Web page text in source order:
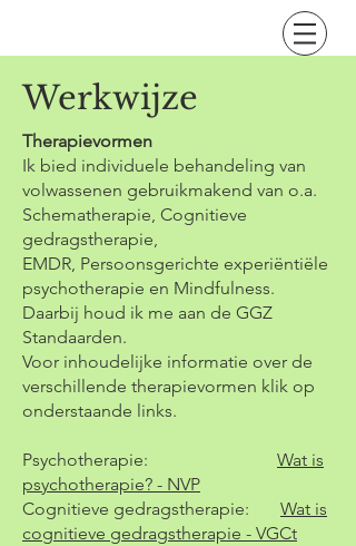
Werkwijze
Therapievormen
​Ik bied individuele behandeling van
volwassenen gebruikmakend van o.a. ​
Schematherapie, Cognitieve
gedragstherapie,
EMDR, Persoonsgerichte experiëntiële
psychotherapie en Mindfulness.
Daarbij houd ik me aan de GGZ
Standaarden.
Voor inhoudelijke informatie over de
verschillende therapievormen klik op
onderstaande links.
Psychotherapie: Wat is
psychotherapie? - NVP
Cognitieve gedragstherapie: Wat is
cognitieve gedragstherapie - VGCt